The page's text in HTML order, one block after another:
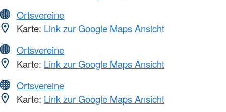
Ortsvereine
Karte: Link zur Google Maps Ansicht
Ortsvereine
Karte: Link zur Google Maps Ansicht
Ortsvereine
Karte: Link zur Google Maps Ansicht